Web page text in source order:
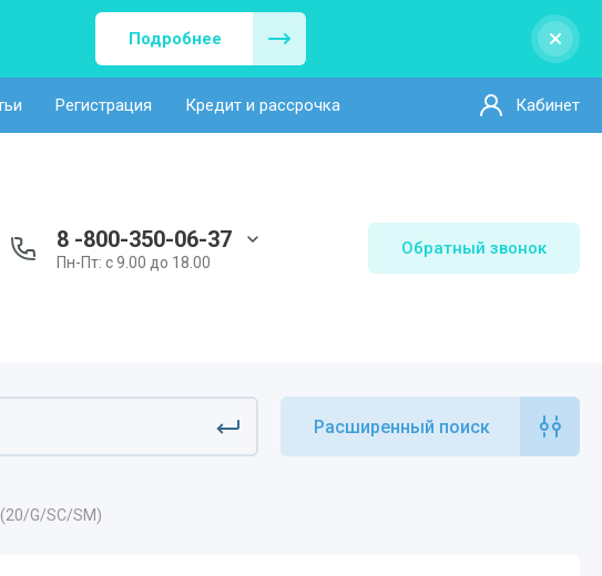
Подробнее
Регистрация Кредит и рассрочка Кабинет
8 -800-350-06-37
Пн-Пт: с 9.00 до 18.00
Обратный звонок
Расширенный поиск
G/SC/SM)